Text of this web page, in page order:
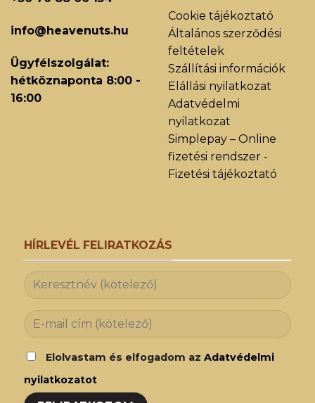
info@heavenuts.hu
Ügyfélszolgálat:
hétköznaponta 8:00 -
16:00
Cookie tájékoztató
Általános szerződési
feltételek
Szállítási információk
Elállási nyilatkozat
Adatvédelmi
nyilatkozat
Simplepay – Online
fizetési rendszer -
Fizetési tájékoztató
HÍRLEVÉL FELIRATKOZÁS
Elolvastam és elfogadom az Adatvédelmi
nyilatkozatot